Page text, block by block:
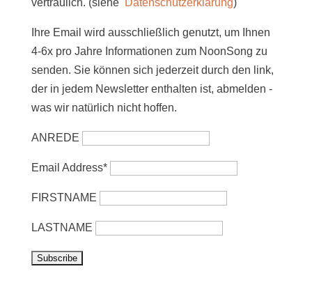
vertraulich. (siehe Datenschutzerklärung)
Ihre Email wird ausschließlich genutzt, um Ihnen
4-6x pro Jahre Informationen zum NoonSong zu
senden. Sie können sich jederzeit durch den link,
der in jedem Newsletter enthalten ist, abmelden -
was wir natürlich nicht hoffen.
ANREDE
Email Address*
FIRSTNAME
LASTNAME